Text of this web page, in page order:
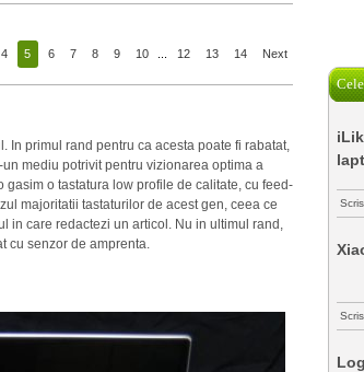
4 5 6 7 8 9 10 12 13 14 Next
primul rand pentru ca acesta poate fi rabatat,
mediu potrivit pentru vizionarea optima a
o tastatura low profile de calitate, cu feed-
majoritatii tastaturilor de acest gen, ceea ce
in care redactezi un articol. Nu in ultimul rand,
cu senzor de amprenta.